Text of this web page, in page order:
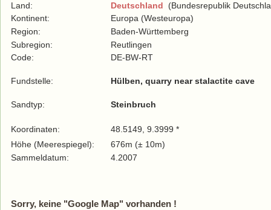
Land: Deutschland (Bundesrepublik
Kontinent:
Europa (Westeuropa)
Region:
Baden-Württemberg
Subregion:
Reutlingen
Code:
DE-BW-RT
Fundstelle: Hülben, quarry near stalactite cave
Sandtyp: Steinbruch
Koordinaten:
48.5149, 9.3999 *
Höhe (Meerespiegel):
676m (± 10m)
Sammeldatum:
4.2007
Sorry, keine "Google Map" vorhanden !